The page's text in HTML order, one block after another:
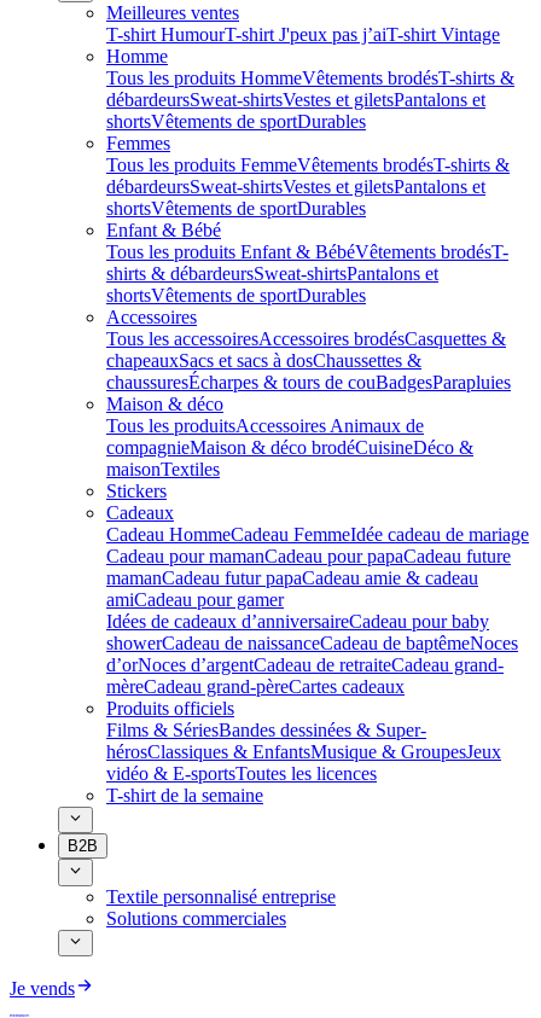
Meilleures ventes
T-shirt HumourT-shirt J'peux pas j’aiT-shirt Vintage
Homme
Tous les produits HommeVêtements brodésT-shirts &
débardeursSweat-shirtsVestes et giletsPantalons et
shortsVêtements de sportDurables
Femmes
Tous les produits FemmeVêtements brodésT-shirts &
débardeursSweat-shirtsVestes et giletsPantalons et
shortsVêtements de sportDurables
Enfant & Bébé
Tous les produits Enfant & BébéVêtements brodésT-
shirts & débardeursSweat-shirtsPantalons et
shortsVêtements de sportDurables
Accessoires
Tous les accessoiresAccessoires brodésCasquettes &
chapeauxSacs et sacs à dosChaussettes &
chaussuresÉcharpes & tours de couBadgesParapluies
Maison & déco
Tous les produitsAccessoires Animaux de
compagnieMaison & déco brodéCuisineDéco &
maisonTextiles
Stickers
Cadeaux
Cadeau HommeCadeau FemmeIdée cadeau de mariage​
Cadeau pour mamanCadeau pour papaCadeau future
mamanCadeau futur papaCadeau amie & cadeau
amiCadeau pour gamer
Idées de cadeaux d’anniversaireCadeau pour baby
showerCadeau de naissanceCadeau de baptêmeNoces
d’orNoces d’argentCadeau de retraiteCadeau grand-
mèreCadeau grand-pèreCartes cadeaux
Produits officiels
Films & SériesBandes dessinées & Super-
hérosClassiques & EnfantsMusique & GroupesJeux
vidéo & E-sportsToutes les licences
T-shirt de la semaine
B2B
Textile personnalisé entreprise
Solutions commerciales
Je vends